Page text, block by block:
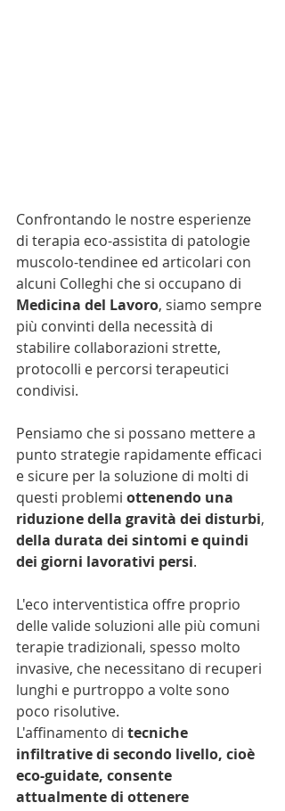
Confrontando le nostre esperienze
di terapia eco-assistita di patologie
muscolo-tendinee ed articolari con
alcuni Colleghi che si occupano di
Medicina del Lavoro, siamo sempre
più convinti della necessità di
stabilire collaborazioni strette,
protocolli e percorsi terapeutici
condivisi.
Pensiamo che si possano mettere a
punto strategie rapidamente efficaci
e sicure per la soluzione di molti di
questi problemi ottenendo una
riduzione della gravità dei disturbi,
della durata dei sintomi e quindi
dei giorni lavorativi persi.
L'eco interventistica offre proprio
delle valide soluzioni alle più comuni
terapie tradizionali, spesso molto
invasive, che necessitano di recuperi
lunghi e purtroppo a volte sono
poco risolutive.
L'affinamento di tecniche
infiltrative di secondo livello, cioè
eco-guidate, consente
attualmente di ottenere